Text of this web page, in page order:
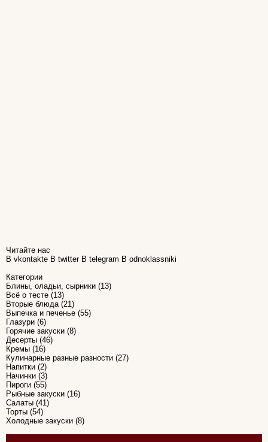
Читайте нас
В vkontakte В twitter В telegram В odnoklassniki
Категории
Блины, оладьи, сырники (13)
Всё о тесте (13)
Вторые блюда (21)
Выпечка и печенье (55)
Глазури (6)
Горячие закуски (8)
Десерты (46)
Кремы (16)
Кулинарные разные разности (27)
Напитки (2)
Начинки (3)
Пироги (55)
Рыбные закуски (16)
Салаты (41)
Торты (54)
Холодные закуски (8)